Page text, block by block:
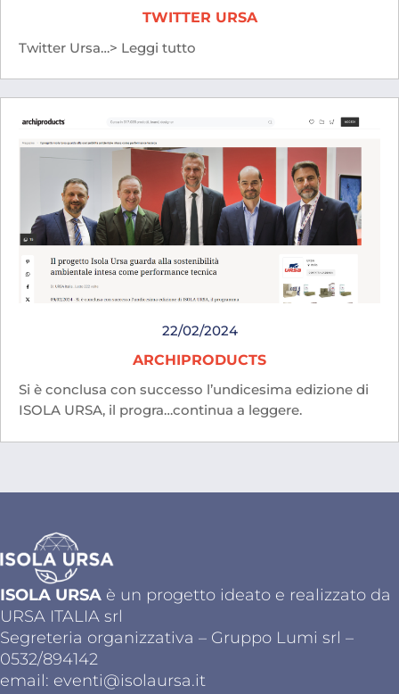
TWITTER URSA
Twitter Ursa…> Leggi tutto
22/02/2024
ARCHIPRODUCTS
Si è conclusa con successo l’undicesima edizione di
ISOLA URSA, il progra…continua a leggere.
ISOLA URSA è un progetto ideato e realizzato da
URSA ITALIA srl
Segreteria organizzativa – Gruppo Lumi srl –
0532/894142
email: eventi@isolaursa.it